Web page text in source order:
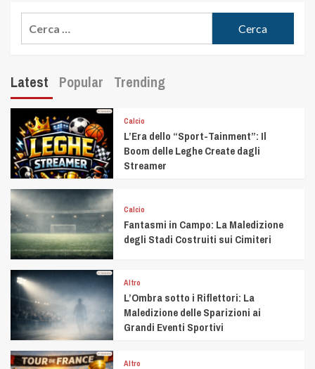
Latest Popular Trending
Calcio
L’Era dello “Sport-Tainment”: Il
Boom delle Leghe Create dagli
Streamer
Calcio
Fantasmi in Campo: La Maledizione
degli Stadi Costruiti sui Cimiteri
Altro
L’Ombra sotto i Riflettori: La
Maledizione delle Sparizioni ai
Grandi Eventi Sportivi
Altro